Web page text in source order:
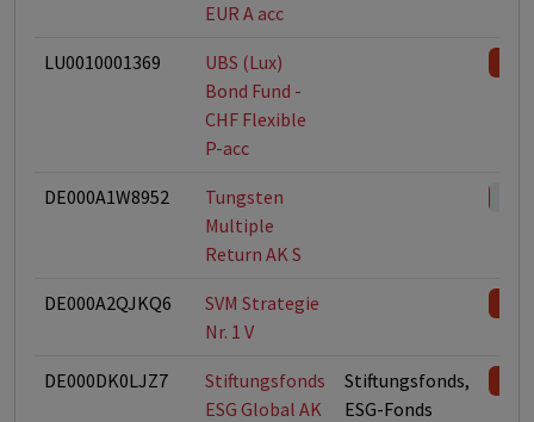
EUR A acc
LU0010001369
UBS (Lux)
Bond Fund -
CHF Flexible
P-acc
DE000A1W8952
Tungsten
Multiple
Return AK S
DE000A2QJKQ6
SVM Strategie
Nr. 1 V
DE000DK0LJZ7
Stiftungsfonds
ESG Global AK
Stiftungsfonds,
ESG-Fonds